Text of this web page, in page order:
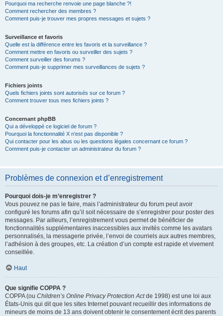
Pourquoi ma recherche renvoie une page blanche ?!
Comment rechercher des membres ?
Comment puis-je trouver mes propres messages et sujets ?
Surveillance et favoris
Quelle est la différence entre les favoris et la surveillance ?
Comment mettre en favoris ou surveiller des sujets ?
Comment surveiller des forums ?
Comment puis-je supprimer mes surveillances de sujets ?
Fichiers joints
Quels fichiers joints sont autorisés sur ce forum ?
Comment trouver tous mes fichiers joints ?
Concernant phpBB
Qui a développé ce logiciel de forum ?
Pourquoi la fonctionnalité X n’est pas disponible ?
Qui contacter pour les abus ou les questions légales concernant ce forum ?
Comment puis-je contacter un administrateur du forum ?
Problèmes de connexion et d’enregistrement
Pourquoi dois-je m’enregistrer ?
Vous pouvez ne pas le faire, mais l’administrateur du forum peut avoir
configuré les forums afin qu’il soit nécessaire de s’enregistrer pour poster des
messages. Par ailleurs, l’enregistrement vous permet de bénéficier de
fonctionnalités supplémentaires inaccessibles aux invités comme les avatars
personnalisés, la messagerie privée, l’envoi de courriels aux autres membres,
l’adhésion à des groupes, etc. La création d’un compte est rapide et vivement
conseillée.
Haut
Que signifie COPPA ?
COPPA (ou Children’s Online Privacy Protection Actde 1998) est une loi aux
États-Unis qui dit que les sites Internet pouvant recueillir des informations de
mineurs de moins de 13 ans doivent obtenir le consentement écrit des parents